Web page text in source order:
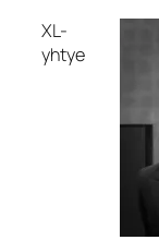
XL-
yhtye